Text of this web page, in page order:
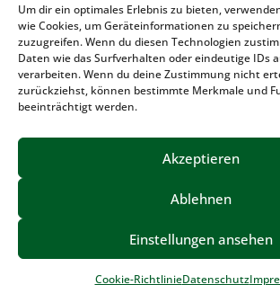
Um dir ein optimales Erlebnis zu bieten,
wie Cookies, um Geräteinformationen zu
zuzugreifen. Wenn du diesen Technologien
Daten wie das Surfverhalten oder eindeutige IDs
verarbeiten. Wenn du deine Zustimmung nicht
zurückziehst, können bestimmte Merkmale und
beeinträchtigt werden.
Akzeptieren
Ablehnen
Einstellungen ansehen
Cookie-RichtlinieDatenschutz
SPENDENKONTO
Sozialbank
IBAN: DE72 3702 0500 0001
IMPRESSUM
BARRIEREFREIHEIT